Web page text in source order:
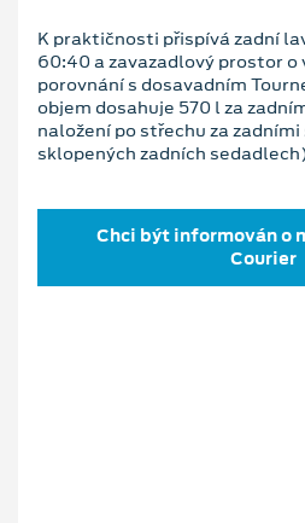
K praktičnosti přispívá zadní
60:40 a zavazadlový prostor o
porovnání s dosavadním
objem dosahuje 570 l za
naložení po střechu za
sklopených zadních
Chci být informován o
Courier